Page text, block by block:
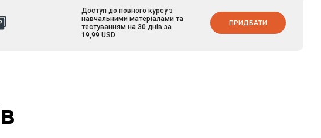
Структури даних
Доступ до повного курсу з
навчальними матеріалами та
тестуванням на 30 днів за
19,99 USD
ПРИДБАТИ